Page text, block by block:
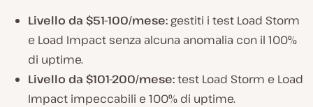
Livello da $51-100/mese: gestiti i test Load Storm
e Load Impact senza alcuna anomalia con il 100%
di uptime.
Livello da $101-200/mese:test Load Storm e Load
Impact impeccabili e 100% di uptime.